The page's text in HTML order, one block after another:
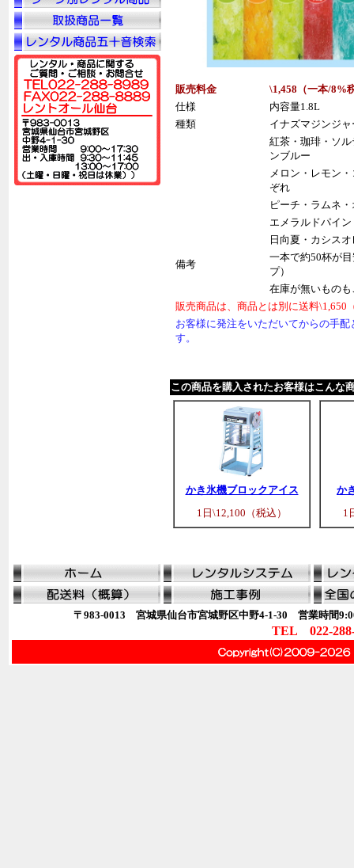
販売料金 \1,458（一本/8%
仕様
内容量1.8L
種類
イナズマジンジ
紅茶・珈琲・ソ
ンブルー
メロン・レモン
ぞれ
ピーチ・ラムネ
エメラルドパイ
日向夏・カシス
備考
一本で約50杯が
プ）
在庫が無いもの
販売商品は、商品とは別に送料\1,650
お客様に発注をいただいてからの手
す。
この商品を購入されたお客様はこんな
かき氷機ブロックアイス
1日\12,100（税込）
か
1
〒983-0013 宮城県仙台市宮城野区中野4-1-30 営業時間
TEL 022-